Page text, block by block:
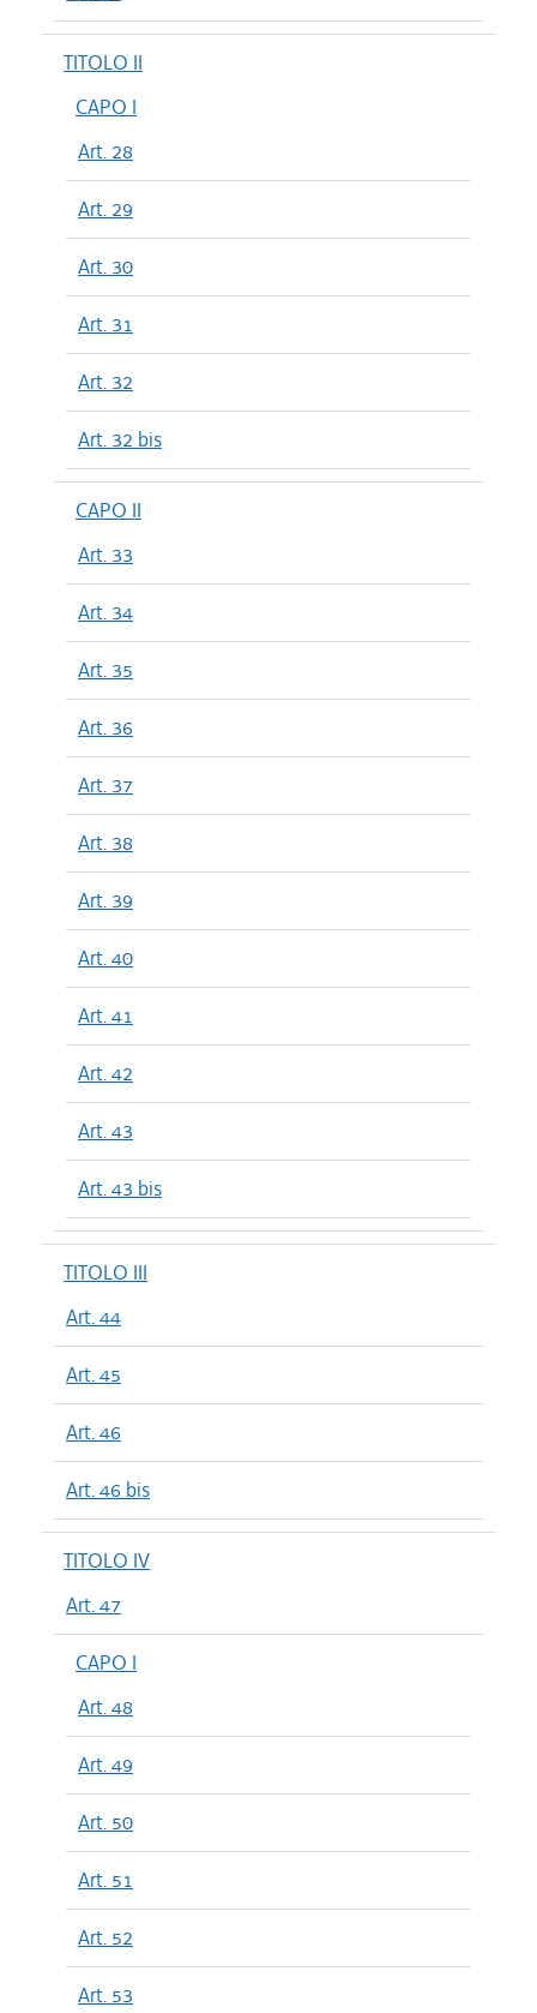
TITOLO II
CAPO I
Art. 28
Art. 29
Art. 30
Art. 31
Art. 32
Art. 32 bis
CAPO II
Art. 33
Art. 34
Art. 35
Art. 36
Art. 37
Art. 38
Art. 39
Art. 40
Art. 41
Art. 42
Art. 43
Art. 43 bis
TITOLO III
Art. 44
Art. 45
Art. 46
Art. 46 bis
TITOLO IV
Art. 47
CAPO I
Art. 48
Art. 49
Art. 50
Art. 51
Art. 52
Art. 53